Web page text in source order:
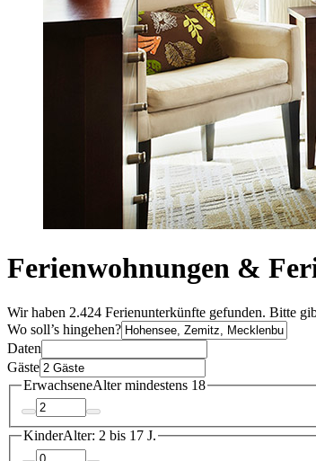
Ferienwohnungen &
Wir haben 2.424 Ferienunterkünfte gefunden. Bitte
Wo soll’s hingehen?
Daten
Gäste
ErwachseneAlter mindestens 18
KinderAlter: 2 bis 17 J.